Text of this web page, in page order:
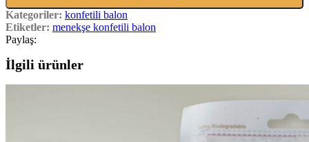
Kategoriler: konfetili balon
Etiketler: menekşe konfetili balon
Paylaş:
İlgili ürünler